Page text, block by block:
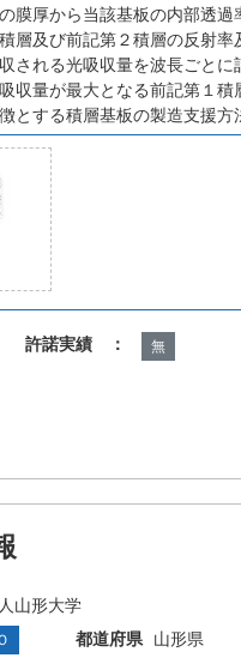
膜厚から当該基板の内部透過
層及び前記第２積層の反射
される光吸収量を波長ごとに
収量が最大となる前記第１
とする積層基板の製造支援方
許諾実績 ： 無
山形大学
都道府県 山形県